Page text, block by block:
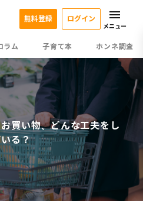
ラム 子育て本 ホンネ調査
無料登録 ログイン
メニュー
買い物、どんな工夫をし
る？